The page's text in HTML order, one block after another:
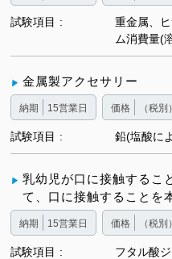
試験項目
重金属、
ム消費量(
金属製アクセサリー
納期 15営業日 価格 （税
試験項目 鉛(塩酸に
乳幼児が口に接触するこ
て、口に接触することを
納期 15営業日 価格 （税
試験項目 フタル酸